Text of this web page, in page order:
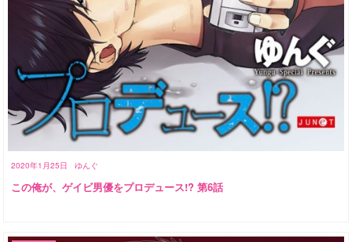
2020年1月25日 ゆんぐ
この俺が、ゲイビ男優をプロデュース!? 第6話